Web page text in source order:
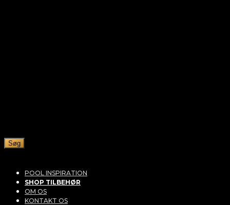
Søg
POOL INSPIRATION
SHOP TILBEHØR
OM OS
KONTAKT OS